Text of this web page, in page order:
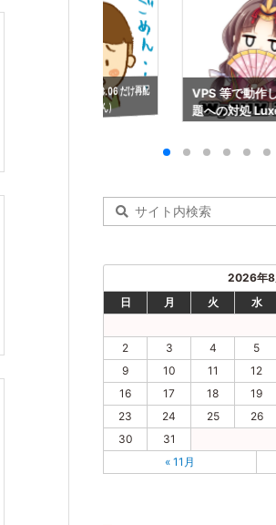
WpTHK 3.06 だけ再配
布（ごめん）
VPS 等で動作
題への対処
2026年8
日
月 火 水
2
3 4 5
9
10 11 12
16
17 18 19
23
24 25 26
30
31
« 11月